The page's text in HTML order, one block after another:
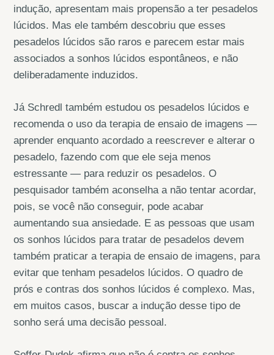
indução, apresentam mais propensão a ter pesadelos
lúcidos. Mas ele também descobriu que esses
pesadelos lúcidos são raros e parecem estar mais
associados a sonhos lúcidos espontâneos, e não
deliberadamente induzidos.
Já Schredl também estudou os pesadelos lúcidos e
recomenda o uso da terapia de ensaio de imagens —
aprender enquanto acordado a reescrever e alterar o
pesadelo, fazendo com que ele seja menos
estressante — para reduzir os pesadelos. O
pesquisador também aconselha a não tentar acordar,
pois, se você não conseguir, pode acabar
aumentando sua ansiedade. E as pessoas que usam
os sonhos lúcidos para tratar de pesadelos devem
também praticar a terapia de ensaio de imagens, para
evitar que tenham pesadelos lúcidos. O quadro de
prós e contras dos sonhos lúcidos é complexo. Mas,
em muitos casos, buscar a indução desse tipo de
sonho será uma decisão pessoal.